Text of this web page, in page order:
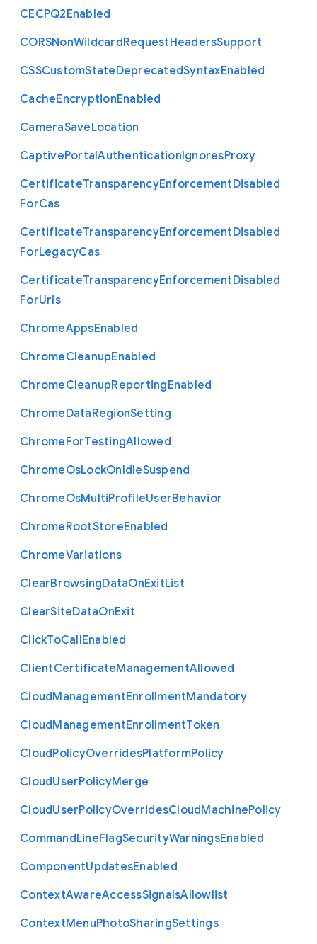
CECPQ2Enabled
CORSNonWildcardRequestHeadersSupport
CSSCustomStateDeprecatedSyntaxEnabled
CacheEncryptionEnabled
CameraSaveLocation
CaptivePortalAuthenticationIgnoresProxy
CertificateTransparencyEnforcementDisabled
ForCas
CertificateTransparencyEnforcementDisabled
ForLegacyCas
CertificateTransparencyEnforcementDisabled
ForUrls
ChromeAppsEnabled
ChromeCleanupEnabled
ChromeCleanupReportingEnabled
ChromeDataRegionSetting
ChromeForTestingAllowed
ChromeOsLockOnIdleSuspend
ChromeOsMultiProfileUserBehavior
ChromeRootStoreEnabled
ChromeVariations
ClearBrowsingDataOnExitList
ClearSiteDataOnExit
ClickToCallEnabled
ClientCertificateManagementAllowed
CloudManagementEnrollmentMandatory
CloudManagementEnrollmentToken
CloudPolicyOverridesPlatformPolicy
CloudUserPolicyMerge
CloudUserPolicyOverridesCloudMachinePolicy
CommandLineFlagSecurityWarningsEnabled
ComponentUpdatesEnabled
ContextAwareAccessSignalsAllowlist
ContextMenuPhotoSharingSettings